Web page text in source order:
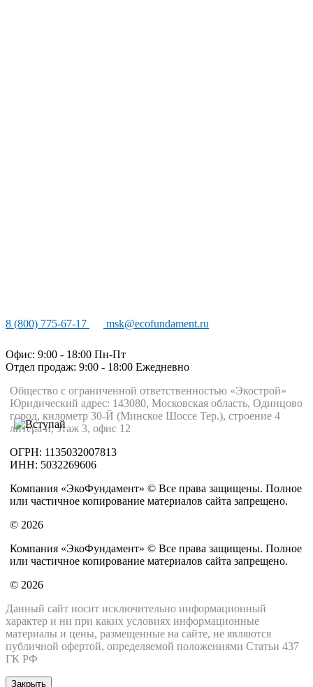
8 (800) 775-67-17 msk@ecofundament.ru
Офис: 9:00 - 18:00 Пн-Пт
Отдел продаж: 9:00 - 18:00 Ежедневно
Общество с ограниченной ответственностью «Экострой»
Юридический адрес: 143080, Московская область, Одинцово
город, километр 30-Й (Минское Шоссе Тер.), строение 4
литера и, этаж 3, офис 12
ОГРН: 1135032007813
ИНН: 5032269606
Компания «ЭкоФундамент» © Все права защищены. Полное
или частичное копирование материалов сайта запрещено.
© 2026
Компания «ЭкоФундамент» © Все права защищены. Полное
или частичное копирование материалов сайта запрещено.
© 2026
Данный сайт носит исключительно информационный
характер и ни при каких условиях информационные
материалы и цены, размещенные на сайте, не являются
публичной офертой, определяемой положениями Статьи 437
ГК РФ
Закрыть